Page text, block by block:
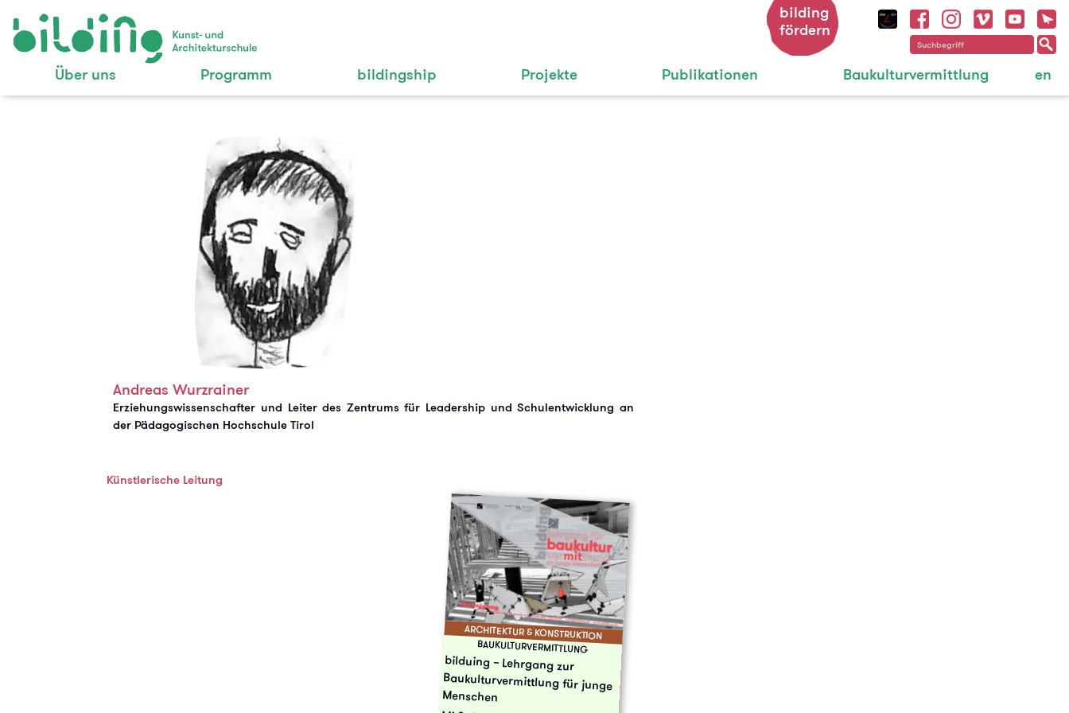
Über uns Programm bildingship Projekte Publikationen Baukulturvermittlung en
bilding
fördern
Andreas Wurzrainer
Erziehungswissenschafter und Leiter des Zentrums für Leadership und Schulentwicklung an
der Pädagogischen Hochschule Tirol
Künstlerische Leitung
ARCHITEKTUR & KONSTRUKTION
BAUKULTURVERMITTLUNG
bilduing – Lehrgang zur
Baukulturvermittlung für junge
Menschen